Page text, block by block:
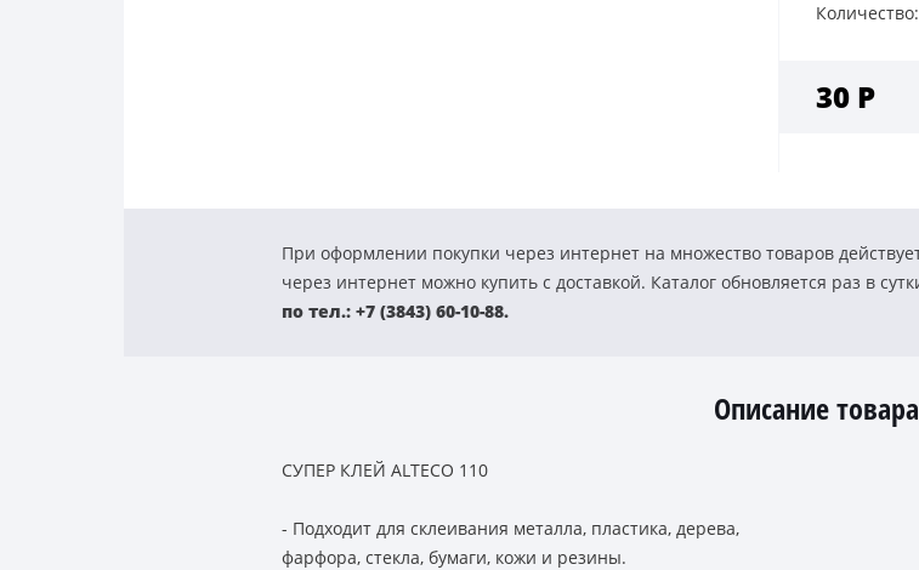
Количество:
30 Р
При оформлении покупки через интернет на множество товаров
через интернет можно купить с доставкой. Каталог обновляется раз в
по тел.: +7 (3843) 60-10-88.
Описание товара
СУПЕР КЛЕЙ ALTECO 110
- Подходит для склеивания металла, пластика, дерева,
фарфора, стекла, бумаги, кожи и резины.